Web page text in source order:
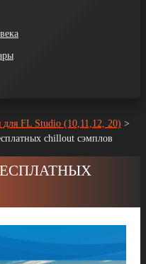
для FL Studio (10,11,12, 20) >
chillout сэмплов